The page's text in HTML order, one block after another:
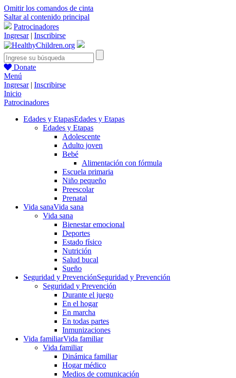
Omitir los comandos de cinta
Saltar al contenido principal
Patrocinadores
Ingresar| Inscribirse
Donate
Menú
Ingresar| Inscribirse
Inicio
Patrocinadores
Edades y EtapasEdades y Etapas
Edades y Etapas
Adolescente
Adulto joven
Bebé
Alimentación con fórmula
Escuela primaria
Niño pequeño
Preescolar
Prenatal
Vida sanaVida sana
Vida sana
Bienestar emocional
Deportes
Estado físico
Nutrición
Salud bucal
Sueño
Seguridad y PrevenciónSeguridad y Prevención
Seguridad y Prevención
Durante el juego
En el hogar
En marcha
En todas partes
Inmunizaciones
Vida familiarVida familiar
Vida familiar
Dinámica familiar
Hogar médico
Medios de comunicación